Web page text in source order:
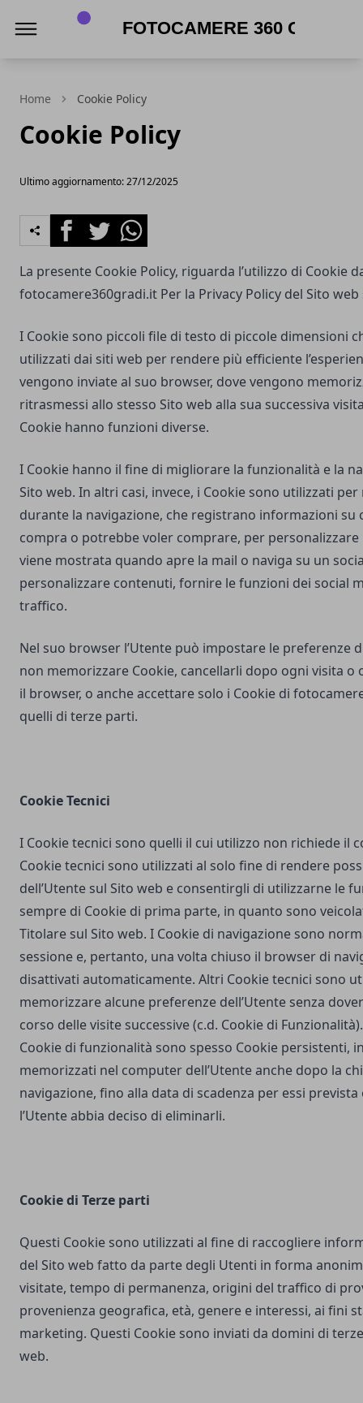
Home Cookie Policy
Cookie Policy
Ultimo aggiornamento: 27/12/2025
FacebookTwitterWhatsapp
La presente Cookie Policy, riguarda l’utilizzo di Cookie
fotocamere360gradi.it Per la Privacy Policy del Sito
I Cookie sono piccoli file di testo di piccole dimensioni
utilizzati dai siti web per rendere più efficiente
vengono inviate al suo browser, dove vengono
ritrasmessi allo stesso Sito web alla sua successiva
Cookie hanno funzioni diverse.
I Cookie hanno il fine di migliorare la funzionalità e la
Sito web. In altri casi, invece, i Cookie sono utilizzati
durante la navigazione, che registrano informazioni su
compra o potrebbe voler comprare, per
viene mostrata quando apre la mail o naviga su un
personalizzare contenuti, fornire le funzioni dei social
traffico.
Nel suo browser l’Utente può impostare le preferenze
non memorizzare Cookie, cancellarli dopo ogni visita o
il browser, o anche accettare solo i Cookie di
quelli di terze parti.
Cookie Tecnici
I Cookie tecnici sono quelli il cui utilizzo non richiede il
Cookie tecnici sono utilizzati al solo fine di rendere
dell’Utente sul Sito web e consentirgli di utilizzarne le
sempre di Cookie di prima parte, in quanto sono
Titolare sul Sito web. I Cookie di navigazione sono
sessione e, pertanto, una volta chiuso il browser di
disattivati automaticamente. Altri Cookie tecnici sono
memorizzare alcune preferenze dell’Utente senza
corso delle visite successive (c.d. Cookie di
Cookie di funzionalità sono spesso Cookie persistenti,
memorizzati nel computer dell’Utente anche dopo la
navigazione, fino alla data di scadenza per essi
l’Utente abbia deciso di eliminarli.
Cookie di Terze parti
Questi Cookie sono utilizzati al fine di raccogliere
del Sito web fatto da parte degli Utenti in forma
visitate, tempo di permanenza, origini del traffico di
provenienza geografica, età, genere e interessi, ai fini
marketing. Questi Cookie sono inviati da domini di
web.